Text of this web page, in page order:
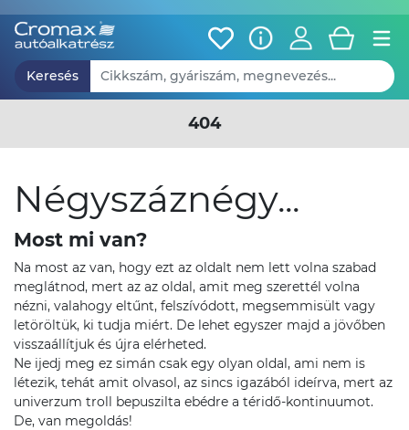
Keresés
404
Négyszáznégy...
Most mi van?
Na most az van, hogy ezt az oldalt nem lett volna szabad
meglátnod, mert az az oldal, amit meg szerettél volna
nézni, valahogy eltűnt, felszívódott, megsemmisült vagy
letöröltük, ki tudja miért. De lehet egyszer majd a jövőben
visszaállítjuk és újra elérheted.
Ne ijedj meg ez simán csak egy olyan oldal, ami nem is
létezik, tehát amit olvasol, az sincs igazából ideírva, mert az
univerzum troll bepuszilta ebédre a téridő-kontinuumot.
De, van megoldás!